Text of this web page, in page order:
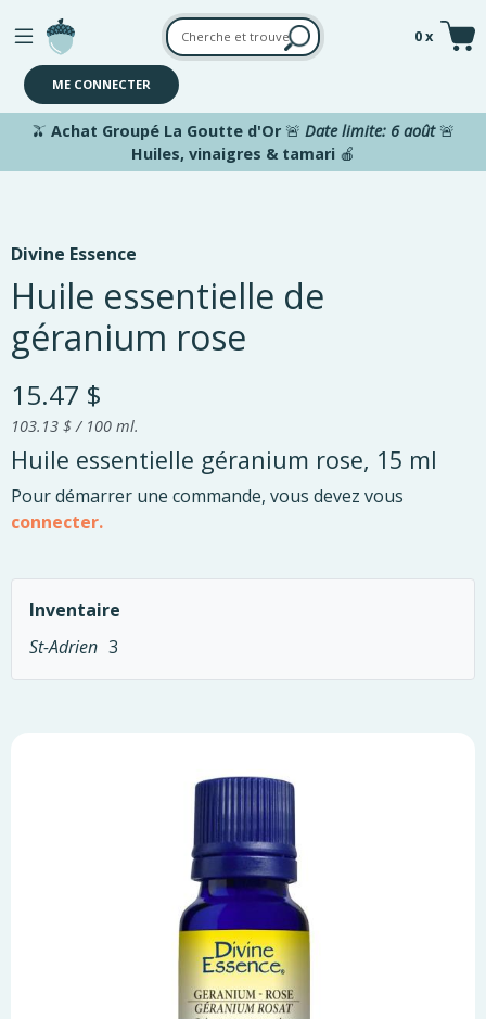
Aller au contenu principal
0 x
ME CONNECTER
🫒 Achat Groupé La Goutte d'Or 🚨 Date limite: 6 août🚨
Huiles, vinaigres & tamari 🍎
Divine Essence
Huile essentielle de
géranium rose
15.47 $
103.13 $ / 100 ml.
Huile essentielle géranium rose, 15 ml
Pour démarrer une commande, vous devez vous
connecter.
Inventaire
St-Adrien 3